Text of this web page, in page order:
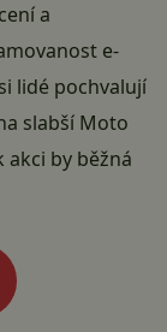
a
e-
lidé pochvalují
slabší Moto
akci by běžná